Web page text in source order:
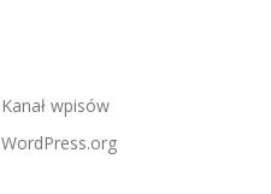
Kanał wpisów
WordPress.org